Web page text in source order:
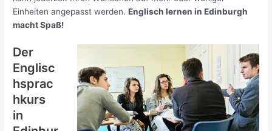
Einheiten angepasst werden.Englisch lernen in Edinburgh
macht Spaß!
Der
Englisc
hsprac
hkurs
in